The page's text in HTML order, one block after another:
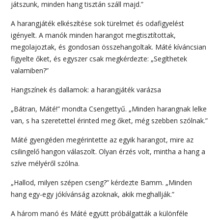
játszunk, minden hang tisztán száll majd.”
A harangjáték elkészítése sok türelmet és odafigyelést
igényelt. A manók minden harangot megtisztítottak,
megolajoztak, és gondosan összehangoltak. Máté kíváncsian
figyelte őket, és egyszer csak megkérdezte: „Segíthetek
valamiben?”
Hangszínek és dallamok: a harangjáték varázsa
„Bátran, Máté!” mondta Csengettyű. „Minden harangnak lelke
van, s ha szeretettel érinted meg őket, még szebben szólnak.”
Máté gyengéden megérintette az egyik harangot, mire az
csilingelő hangon válaszolt. Olyan érzés volt, mintha a hang a
szíve mélyéről szólna.
„Hallod, milyen szépen cseng?” kérdezte Bamm. „Minden
hang egy-egy jókívánság azoknak, akik meghallják.”
A három manó és Máté együtt próbálgatták a különféle